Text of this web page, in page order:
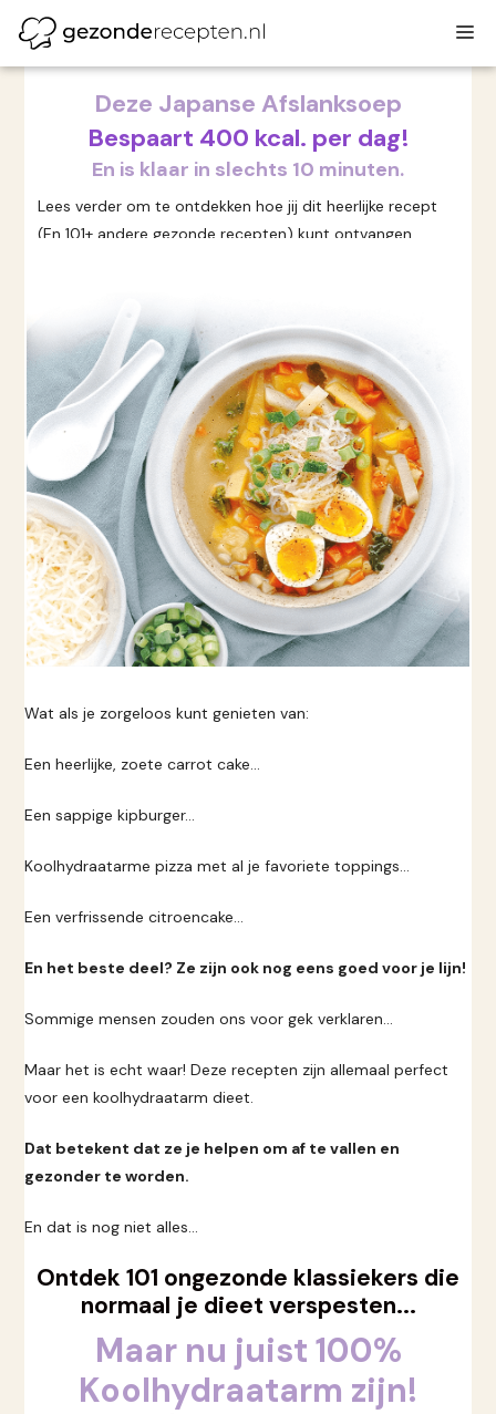
naar
de
Deze Japanse Afslanksoep
Bespaart 400 kcal. per dag!
En is klaar in slechts 10 minuten.
Lees verder om te ontdekken hoe jij dit heerlijke recept
(En 101+ andere gezonde recepten) kunt ontvangen.
Wat als je zorgeloos kunt genieten van:
Een heerlijke, zoete carrot cake...
Een sappige kipburger...
Koolhydraatarme pizza met al je favoriete toppings...
Een verfrissende citroencake...
En het beste deel? Ze zijn ook nog eens goed voor je lijn!
Sommige mensen zouden ons voor gek verklaren...
Maar het is echt waar! Deze recepten zijn allemaal perfect
voor een koolhydraatarm dieet.
Dat betekent dat ze je helpen om af te vallen en
gezonder te worden.
En dat is nog niet alles...
Ontdek 101 ongezonde klassiekers die
normaal je dieet verspesten...
Maar nu juist 100%
Koolhydraatarm zijn!